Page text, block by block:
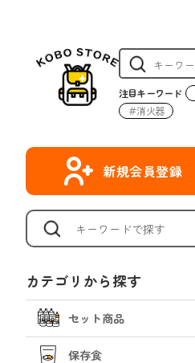
注目キーワード
＃消火器
新規会員登録
カテゴリから探す
セット商品
保存食